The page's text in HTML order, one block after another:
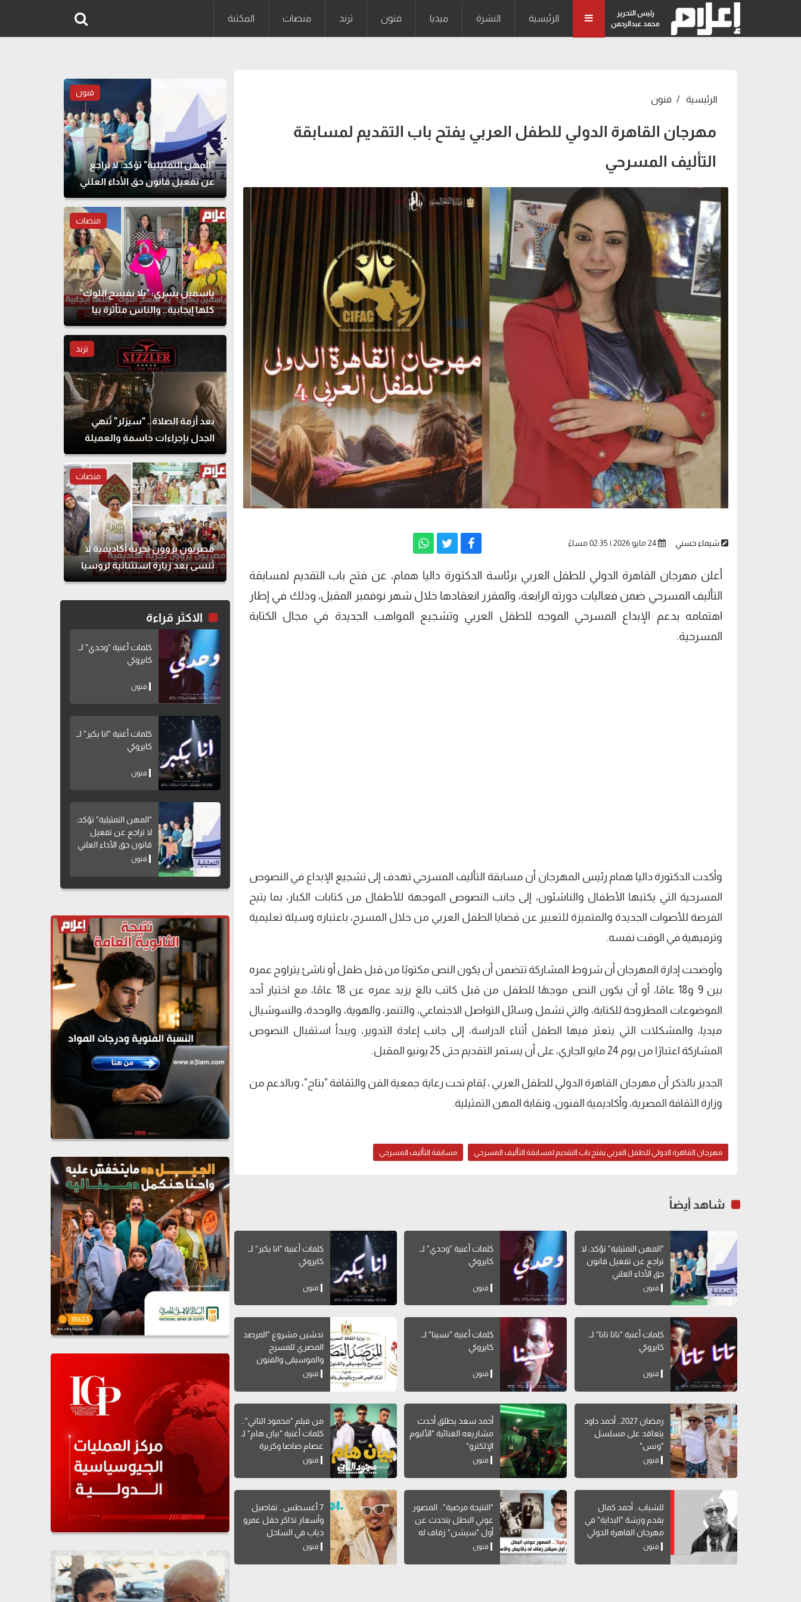
رئيس التحرير
محمد عبدالرحمن
الرئيسية النشرة ميديا فنون ترند منصات المكتبة
الرئيسية فنون
مهرجان القاهرة الدولي للطفل العربي يفتح باب التقديم لمسابقة
التأليف المسرحي
شيماء حسني
أعلن مهرجان القاهرة الدولي للطفل العربي برئاسة الدكتورة داليا همام، عن فتح باب التقديم لمسابقة
التأليف المسرحي ضمن فعاليات دورته الرابعة، والمقرر انعقادها خلال شهر نوفمبر المقبل، وذلك في إطار
اهتمامه بدعم الإبداع المسرحي الموجه للطفل العربي وتشجيع المواهب الجديدة في مجال الكتابة
المسرحية.
وأكدت الدكتورة داليا همام رئيس المهرجان أن مسابقة التأليف المسرحي تهدف إلى تشجيع الإبداع في النصوص
المسرحية التي يكتبها الأطفال والناشئون، إلى جانب النصوص الموجهة للأطفال من كتابات الكبار، بما يتيح
الفرصة للأصوات الجديدة والمتميزة للتعبير عن قضايا الطفل العربي من خلال المسرح، باعتباره وسيلة تعليمية
وترفيهية في الوقت نفسه.
وأوضحت إدارة المهرجان أن شروط المشاركة تتضمن أن يكون النص مكتوبًا من قبل طفل أو ناشئ يتراوح عمره
بين 9 و18 عامًا، أو أن يكون النص موجهًا للطفل من قبل كاتب بالغ يزيد عمره عن 18 عامًا، مع اختيار أحد
الموضوعات المطروحة للكتابة، والتي تشمل وسائل التواصل الاجتماعي، والتنمر، والهوية، والوحدة، والسوشيال
ميديا، والمشكلات التي يتعثر فيها الطفل أثناء الدراسة، إلى جانب إعادة التدوير، ويبدأ استقبال النصوص
المشاركة اعتبارًا من يوم 24 مايو الجاري، على أن يستمر التقديم حتى 25 يونيو المقبل.
الجدير بالذكر أن مهرجان القاهرة الدولي للطفل العربي ، يُقام تحت رعاية جمعية الفن والثقافة "بتاح"، وبالدعم من
وزارة الثقافة المصرية، وأكاديمية الفنون، ونقابة المهن التمثيلية.
مهرجان القاهرة الدولي للطفل العربي يفتح باب التقديم لمسابقة التأليف المسرحي مسابقة التأليف المسرحي
شاهد أيضاً
"المهن التمثيلية" تؤكد: لا
تراجع عن تفعيل قانون
حق الأداء العلني
فنون
كلمات أغنية "وحدي" لــ
كايروكي
فنون
كلمات أغنية "انا بكبر" لــ
كايروكي
فنون
كلمات أغنية "تاتا تاتا" لــ
كايروكي
فنون
كلمات أغنية "نسينا" لــ
كايروكي
فنون
تدشين مشروع "المرصد
المصري للمسرح
والموسيقى والفنون
الشعبية"
فنون
رمضان 2027.. أحمد داود
يتعاقد على مسلسل
"ونس"
فنون
أحمد سعد يطلق أحدث
مشاريعه الغنائية "الألبوم
الإلكترو"
فنون
من فيلم "محمود التاني"..
كلمات أغنية "بيان هام" لـ
عصام صاصا وكزبرة
فنون
للشباب.. أحمد كمال
يقدم ورشة "البداية" في
مهرجان القاهرة الدولي
للمسرح التجريبي
فنون
"النتيجة مرضية".. المصور
عوني البطل يتحدث عن
أول "سيشن" زفاف له
بالأبيض والأسود
فنون
7 أغسطس.. تفاصيل
وأسعار تذاكر حفل عمرو
دياب في الساحل
فنون
فنون
"المهن التمثيلية" تؤكد: لا تراجع
عن تفعيل قانون حق الأداء العلني
منصات
ياسمين يسري: "يلا نفسح اللوك"
كلها إيجابية.. والناس متأثرة بيا
وما بهتمش بالانتقادات
ترند
بعد أزمة الصلاة.. "سيزلر" تُنهي
الجدل بإجراءات حاسمة والعميلة
تحذف المنشور
منصات
مصريون يروون تجربة أكاديمية لا
تُنسى بعد زيارة استثنائية لروسيا
الاكثر قراءة
كلمات أغنية "وحدي" لــ
كايروكي
فنون
كلمات أغنية "انا بكبر" لــ
كايروكي
فنون
"المهن التمثيلية" تؤكد:
لا تراجع عن تفعيل
قانون حق الأداء العلني
فنون